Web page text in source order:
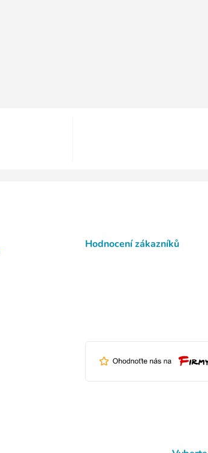
Hodnocení zákazníků